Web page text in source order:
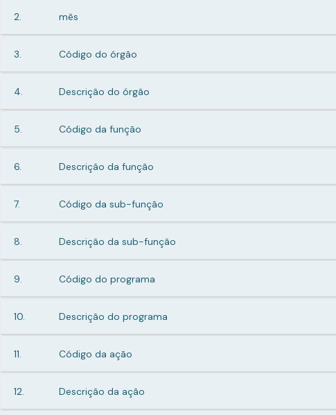
2. mês
3. Código do órgão
4. Descrição do órgão
5. Código da função
6. Descrição da função
7. Código da sub-função
8. Descrição da sub-função
9. Código do programa
10. Descrição do programa
11. Código da ação
12. Descrição da ação